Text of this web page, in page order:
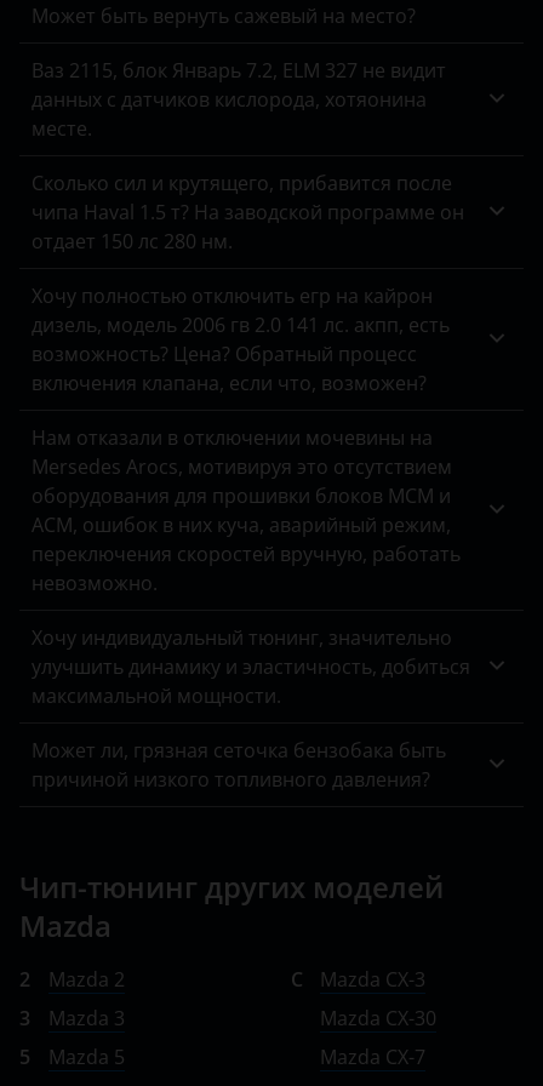
Hyundai
Infiniti
Isuzu
Iveco
JAC
Jeep
Kaiyi
Land Rover
Lexus
Lifan
Mazda
Mercedes-Benz
MINI
Omoda
Peugeot
Porsche
Может быть вернуть сажевый на место?
Ваз 2115, блок Январь 7.2, ELM 327 не видит
данных с датчиков кислорода, хотяонина
месте.
Сколько сил и крутящего, прибавится после
чипа Haval 1.5 т? На заводской программе он
отдает 150 лс 280 нм.
Хочу полностью отключить егр на кайрон
дизель, модель 2006 гв 2.0 141 лс. акпп, есть
возможность? Цена? Обратный процесс
включения клапана, если что, возможен?
Нам отказали в отключении мочевины на
Mersedes Arocs, мотивируя это отсутствием
оборудования для прошивки блоков MCM и
ACM, ошибок в них куча, аварийный режим,
переключения скоростей вручную, работать
невозможно.
Хочу индивидуальный тюнинг, значительно
улучшить динамику и эластичность, добиться
максимальной мощности.
Может ли, грязная сеточка бензобака быть
причиной низкого топливного давления?
Чип-тюнинг других моделей
Mazda
2
Mazda 2
3
Mazda 3
5
Mazda 5
C
Mazda CX-3
Mazda CX-30
Mazda CX-7